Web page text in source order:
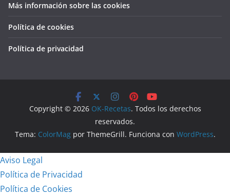
Más información sobre las cookies
Política de cookies
Política de privacidad
Copyright © 2026 OK-Recetas. Todos los derechos
reservados.
Tema: ColorMagpor ThemeGrill. Funciona con WordPress.
Aviso Legal
Política de Privacidad
Política de Cookies